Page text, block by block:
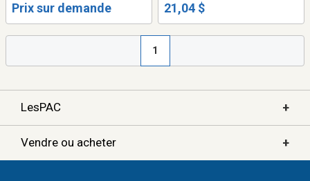
Prix sur demande 21,04 $
1
LesPAC +
Vendre ou acheter +